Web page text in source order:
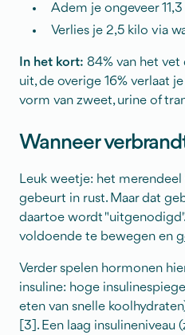
Adem je ongeveer
Verlies je 2,5 kilo via
In het kort: 84% van het
uit, de overige 16% verlaat
vorm van zweet, urine of
Wanneer
Leuk weetje: het
gebeurt in rust. Maar dat
daartoe wordt
voldoende te bewegen en
Verder spelen hormonen
insuline: hoge
eten van snelle
[3]. Een laag insulineniveau